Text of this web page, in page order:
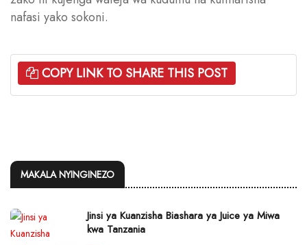
nafasi yako sokoni.
COPY LINK TO SHARE THIS POST
MAKALA NYINGINEZO
Jinsi ya Kuanzisha Biashara ya Juice ya Miwa
kwa Tanzania